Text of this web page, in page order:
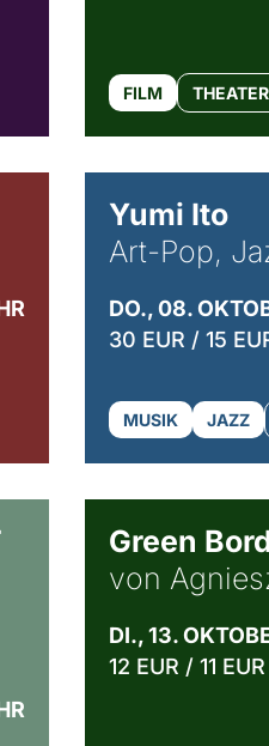
FILM
Yumi Ito
Art-Pop,
DO., 08.
30 EUR / 15
MUSIK JAZZ
Green
von
DI., 13.
12 EUR / 11 EUR